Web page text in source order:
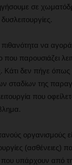
σε
πιθανότητα να
που παρουσιάζει
Κάτι δεν πήγε όπως
σταδίων της
που
οργανισμούς
(ασθένειες)
υπάρχουν από